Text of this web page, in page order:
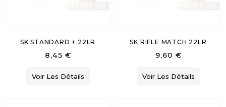
SK STANDARD + 22LR
8,45 €
Voir Les Détails
SK RIFLE MATCH 22LR
9,60 €
Voir Les Détails